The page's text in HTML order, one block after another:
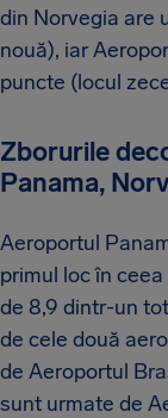
din Norvegia are
nouă), iar
puncte (locul
Zborurile
Panama,
Aeroportul
primul loc în
de 8,9 dintr-un
de cele două
de Aeroportul
sunt urmate de